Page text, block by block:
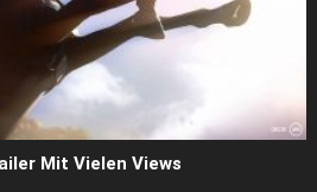
Mit Vielen Views